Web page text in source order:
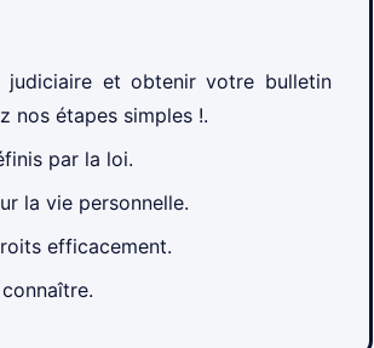
judiciaire et obtenir votre bulletin
nos étapes simples !.
par la loi.
la vie personnelle.
efficacement.